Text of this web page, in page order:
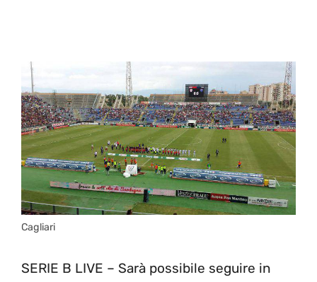
Cagliari
SERIE B LIVE – Sarà possibile seguire in